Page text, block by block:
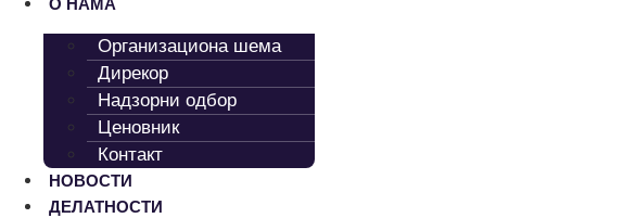
О НАМА
Организациона шема
Дирекор
Надзорни одбор
Ценовник
Контакт
НОВОСТИ
ДЕЛАТНОСТИ